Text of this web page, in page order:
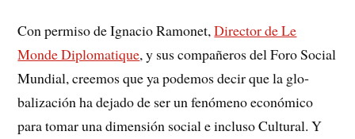
Con permiso de Ignacio Ramonet,Director de Le
Monde Diplomatique, y sus compañeros del Foro Social
Mundial, creemos que ya podemos decir que la glo­
balización ha dejado de ser un fenómeno económico
para tomar una dimensión social e incluso Cultural. Y